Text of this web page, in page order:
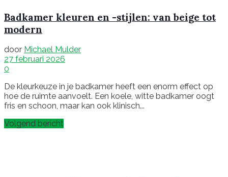
Badkamer kleuren en -stijlen: van beige tot
modern
door Michael Mulder
27 februari 2026
0
De kleurkeuze in je badkamer heeft een enorm effect op
hoe de ruimte aanvoelt. Een koele, witte badkamer oogt
fris en schoon, maar kan ook klinisch...
Volgend bericht